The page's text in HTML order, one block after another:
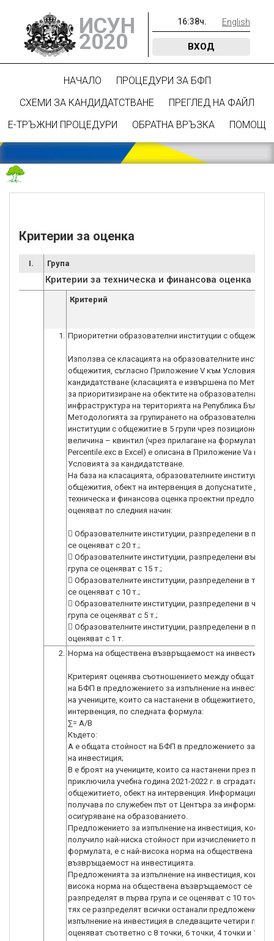
ИСУН
2020
16:38ч. English
ВХОД
НАЧАЛО
ПРОЦЕДУРИ ЗА БФП
СХЕМИ ЗА КАНДИДАТСТВАНЕ
ПРЕГЛЕД НА ФАЙЛ
Е-ТРЪЖНИ ПРОЦЕДУРИ
ОБРАТНА ВРЪЗКА ПОМОЩ
Критерии за оценка
I. Група
Критерии за техническа и финансова оценка
Критерий
1. Приоритетни образователни институции с общежитие
Използва се класацията на образователните
общежития, съгласно Приложение V към Условията за
кандидатстване (класацията е извършена по
за приоритизиране на обектите на образователната
инфраструктура на територията на Република
Методологията за групирането на образователните
институции с общежитие в 5 групи чрез позиционна
величина – квинтил (чрез прилагане на формулата
Percentile.exc в Excel) е описана в Приложение Vа към
Условията за кандидатстване.
На база на класацията, образователните институции с
общежития, обект на интервенция в допуснатите до
техническа и финансова оценка проектни
оценяват по следния начин:
 Образователните институции, разпределени в
се оценяват с 20 т.;
 Образователните институции, разпределени във
група се оценяват с 15 т.;
 Образователните институции, разпределени в трета
се оценяват с 10 т.;
 Образователните институции, разпределени в
група се оценяват с 5 т.;
 Образователните институции, разпределени в пета
оценяват с 1 т.
2. Норма на обществена възвръщаемост на
Критерият оценява съотношението между общата
на БФП в предложението за изпълнение на
на учениците, които са настанени в общежитието,
интервенция, по следната формула:
∑= A/B
Където:
А е общата стойност на БФП в предложението за
на инвестиция;
В е броят на учениците, които са настанени през
приключила учебна година 2021-2022 г. в сградата на
общежитието, обект на интервенция. Информацията
получава по служебен път от Центъра за
осигуряване на образованието.
Предложението за изпълнение на инвестиция, което е
получило най-ниска стойност при изчислението по
формулата, е с най-висока норма на обществена
възвръщаемост на инвестицията.
Предложенията за изпълнение на инвестиция, които
висока норма на обществена възвръщаемост се
разпределят в първа група и се оценяват с 10 точки.
тях се разпределят всички останали предложения за
изпълнение на инвестиция в следващите четири групи
оценяват съответно с 8 точки, 6 точки, 4 точки и 1